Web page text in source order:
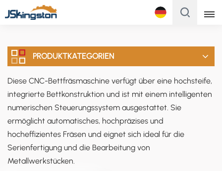
Français
Français
Русский
Italiano
Español
PRODUKTKATEGORIEN
Diese CNC-Bettfräsmaschine verfügt über eine hochsteife,
integrierte Bettkonstruktion und ist mit einem intelligenten
numerischen Steuerungssystem ausgestattet. Sie
ermöglicht automatisches, hochpräzises und
hocheffizientes Fräsen und eignet sich ideal für die
Serienfertigung und die Bearbeitung von
Metallwerkstücken.